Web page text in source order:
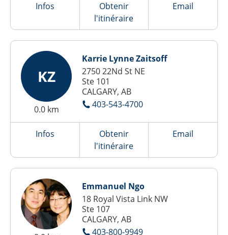
Infos
Obtenir
l'itinéraire
Email
KZ
0.0 km
Karrie Lynne Zaitsoff
2750 22Nd St NE
Ste 101
CALGARY, AB
403-543-4700
Infos
Obtenir
l'itinéraire
Email
Emmanuel Ngo
18 Royal Vista Link NW
Ste 107
CALGARY, AB
403-800-9949